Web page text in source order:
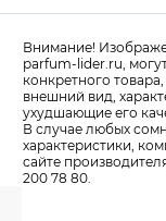
Внимание!
parfum-lider.ru,
конкретного
внешний вид,
ухудшающие его
В случае любых
характеристики,
сайте
200 78 80.